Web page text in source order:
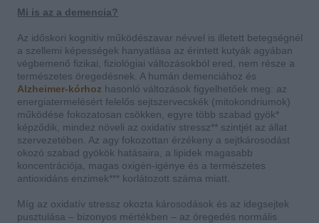
Mi is az a demencia?
Az időskori kognitív működészavar névvel is illetett betegségnél
a szellemi képességek hanyatlása az érintett kutyák agyában
végbemenő fizikai, fiziológiai változásokból ered, nem része a
természetes öregedésnek. A humán demenciához és
Alzheimer-kórhoz hasonló változások figyelhetőek meg: az
energiatermelésért felelős sejtszervecskék (mitokondriumok)
működése fokozatosan csökken, egyre több szabad gyök*
képződik, mindez növeli az oxidatív stressz** szintjét az állat
szervezetében. Az agy fokozottan érzékeny a sejtkárosodást
okozó szabad gyökök hatásaira, a lipidek magasabb
koncentrációja, magas oxigén-igénye és a természetes
antioxidáns enzimek*** korlátozott száma miatt.
Míg az oxidatív stressz okozta károsodások és az idegsejtek
pusztulása – bizonyos mértékben – az öregedés normális